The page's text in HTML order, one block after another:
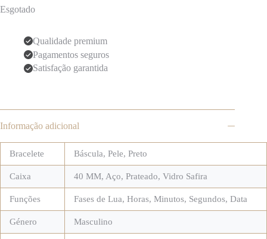
Esgotado
Qualidade premium
Pagamentos seguros
Satisfação garantida
Informação adicional
Bracelete Báscula, Pele, Preto
Caixa 40 MM, Aço, Prateado, Vidro Safira
Funções Fases de Lua, Horas, Minutos, Segundos, Data
Género Masculino